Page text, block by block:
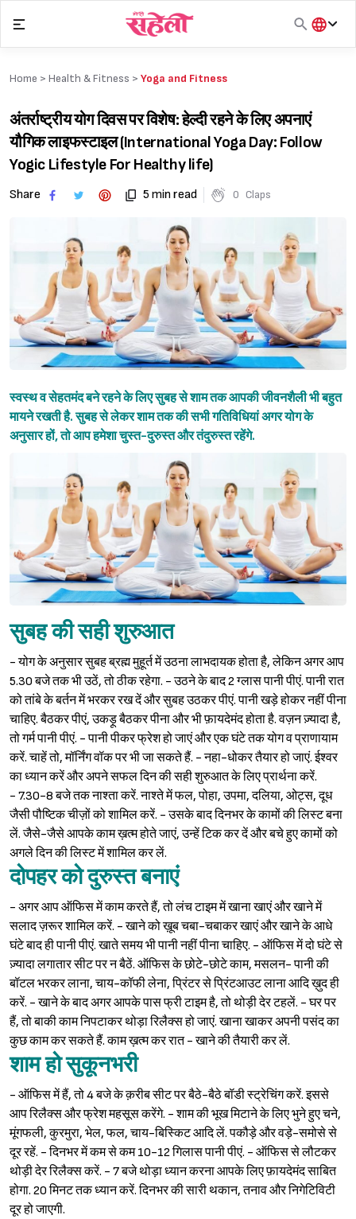
Sign in
content
हिंदी
Home > Health & Fitness > Yoga and Fitness
अंतर्राष्ट्रीय योग दिवस पर विशेष: हेल्दी रहने के लिए अपनाएं
यौगिक लाइफस्टाइल (International Yoga Day: Follow
Yogic Lifestyle For Healthy life)
Share 5 min read 0 Claps
स्वस्थ व सेहतमंद बने रहने के लिए सुबह से शाम तक आपकी जीवनशैली भी बहुत
मायने रखती है. सुबह से लेकर शाम तक की सभी गतिविधियां अगर योग के
अनुसार हों, तो आप हमेशा चुस्त-दुरुस्त और तंदुरुस्त रहेंगे.
सुबह की सही शुरुआत
- योग के अनुसार सुबह ब्रह्म मुहूर्त में उठना लाभदायक होता है, लेकिन अगर आप
5.30 बजे तक भी उठें, तो ठीक रहेगा. - उठने के बाद 2 ग्लास पानी पीएं. पानी रात
को तांबे के बर्तन में भरकर रख दें और सुबह उठकर पीएं. पानी खड़े होकर नहीं पीना
चाहिए. बैठकर पीएं, उकड़ू बैठकर पीना और भी फ़ायदेमंद होता है. वज़न ज़्यादा है,
तो गर्म पानी पीएं. - पानी पीकर फ्रेश हो जाएं और एक घंटे तक योग व प्राणायाम
करें. चाहें तो, मॉर्निंग वॉक पर भी जा सकते हैं. - नहा-धोकर तैयार हो जाएं. ईश्‍वर
का ध्यान करें और अपने सफल दिन की सही शुरुआत के लिए प्रार्थना करें.
- 7.30-8 बजे तक नाश्ता करें. नाश्ते में फल, पोहा, उपमा, दलिया, ओट्स, दूध
जैसी पौष्टिक चीज़ों को शामिल करें. - उसके बाद दिनभर के कामों की लिस्ट बना
लें. जैसे-जैसे आपके काम ख़त्म होते जाएं, उन्हें टिक कर दें और बचे हुए कामों को
अगले दिन की लिस्ट में शामिल कर लें.
दोपहर को दुरुस्त बनाएं
- अगर आप ऑफिस में काम करते हैं, तो लंच टाइम में खाना खाएं और खाने में
सलाद ज़रूर शामिल करें. - खाने को ख़ूब चबा-चबाकर खाएं और खाने के आधे
घंटे बाद ही पानी पीएं. खाते समय भी पानी नहीं पीना चाहिए. - ऑफिस में दो घंटे से
ज़्यादा लगातार सीट पर न बैठें. ऑफिस के छोटे-छोटे काम, मसलन- पानी की
बॉटल भरकर लाना, चाय-कॉफी लेना, प्रिंटर से प्रिंटआउट लाना आदि ख़ुद ही
करें. - खाने के बाद अगर आपके पास फ्री टाइम है, तो थोड़ी देर टहलें. - घर पर
हैं, तो बाकी काम निपटाकर थोड़ा रिलैक्स हो जाएं. खाना खाकर अपनी पसंद का
कुछ काम कर सकते हैं. काम ख़त्म कर रात - खाने की तैयारी कर लें.
शाम हो सुकूनभरी
- ऑफिस में हैं, तो 4 बजे के क़रीब सीट पर बैठे-बैठे बॉडी स्ट्रेचिंग करें. इससे
आप रिलैक्स और फ्रेश महसूस करेंगे. - शाम की भूख मिटाने के लिए भुने हुए चने,
मूंगफली, कुरमुरा, भेल, फल, चाय-बिस्किट आदि लें. पकौड़े और वड़े-समोसे से
दूर रहें. - दिनभर में कम से कम 10-12 गिलास पानी पीएं. - ऑफिस से लौटकर
थोड़ी देर रिलैक्स करें. - 7 बजे थोड़ा ध्यान करना आपके लिए फ़ायदेमंद साबित
होगा. 20 मिनट तक ध्यान करें. दिनभर की सारी थकान, तनाव और निगेटिविटी
दूर हो जाएगी.